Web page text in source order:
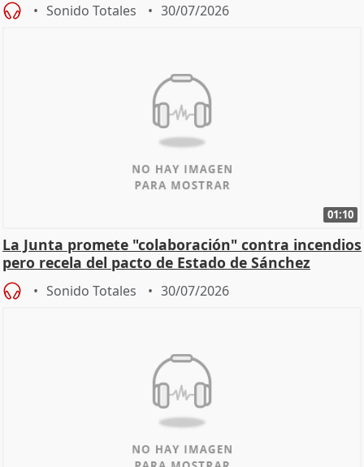
Sonido Totales 30/07/2026
01:10
La Junta promete "colaboración" contra incendios
pero recela del pacto de Estado de Sánchez
Sonido Totales 30/07/2026